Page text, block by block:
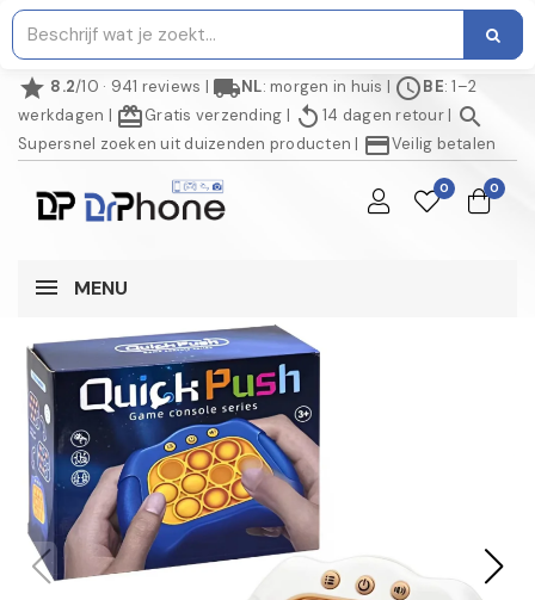
star 8.2/10 · 941 reviews | local_shippingNL: morgen in huis | scheduleBE: 1–2
werkdagen | redeemGratis verzending | replay 14 dagen retour| search
Supersnel zoeken uit duizenden producten | credit_cardVeilig betalen
0 0
MENU